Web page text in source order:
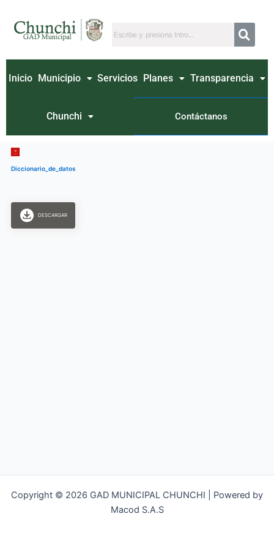
contenido
Inicio Municipio Servicios Planes Transparencia
Chunchi Contáctanos
Diccionario_de_datos
DESCARGAR
Copyright © 2026 GAD MUNICIPAL CHUNCHI | Powered by
Macod S.A.S